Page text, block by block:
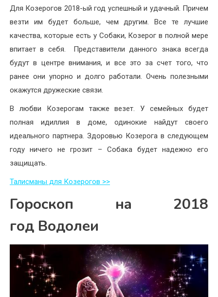
Для Козерогов 2018-ый год успешный и удачный. Причем
везти им будет больше, чем другим. Все те лучшие
качества, которые есть у Собаки, Козерог в полной мере
впитает в себя. Представители данного знака всегда
будут в центре внимания, и все это за счет того, что
ранее они упорно и долго работали. Очень полезными
окажутся дружеские связи.
В любви Козерогам также везет. У семейных будет
полная идиллия в доме, одинокие найдут своего
идеального партнера. Здоровью Козерога в следующем
году ничего не грозит – Собака будет надежно его
защищать.
Талисманы для Козерогов >>
Гороскоп на 2018
год Водолеи